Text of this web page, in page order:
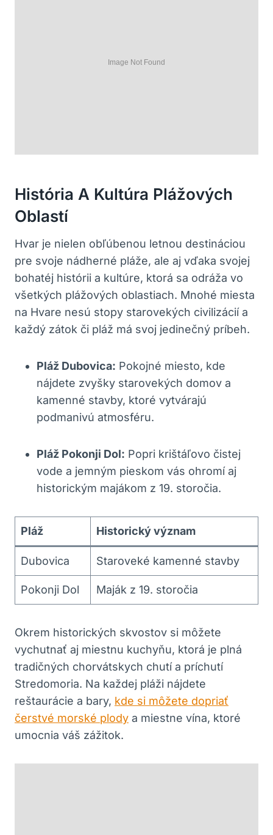
História A Kultúra Plážových
Oblastí
Hvar je nielen obľúbenou letnou destináciou
pre svoje nádherné pláže, ale aj vďaka svojej
bohatéj histórii a kultúre, ktorá sa odráža vo
všetkých plážových oblastiach. Mnohé miesta
na Hvare nesú stopy starovekých civilizácií a
každý zátok či pláž má svoj jedinečný príbeh.
Pláž Dubovica: Pokojné miesto, kde
nájdete zvyšky starovekých domov a
kamenné stavby, ktoré vytvárajú
podmanivú atmosféru.
Pláž Pokonji Dol: Popri krištáľovo čistej
vode a jemným pieskom vás ohromí aj
historickým majákom z 19. storočia.
Pláž Historický význam
Dubovica Staroveké kamenné stavby
Pokonji Dol Maják z 19. storočia
Okrem historických skvostov si môžete
vychutnať aj miestnu kuchyňu, ktorá je plná
tradičných chorvátskych chutí a príchutí
Stredomoria. Na každej pláži nájdete
reštaurácie a bary, kde si môžete dopriať
čerstvé morské plody a miestne vína, ktoré
umocnia váš zážitok.